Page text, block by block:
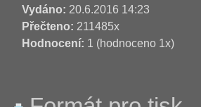
Vydáno: 20.6.2016 14:23
Přečteno: 211485x
Hodnocení: 1 (hodnoceno 1x)